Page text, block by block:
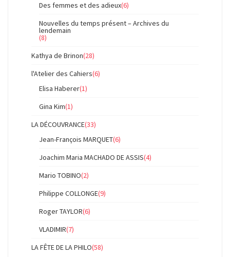
Des femmes et des adieux(6)
Nouvelles du temps présent – Archives du
lendemain
(8)
Kathya de Brinon(28)
l'Atelier des Cahiers(6)
Elisa Haberer(1)
Gina Kim(1)
LA DÉCOUVRANCE(33)
Jean-François MARQUET(6)
Joachim Maria MACHADO DE ASSIS(4)
Mario TOBINO(2)
Philippe COLLONGE(9)
Roger TAYLOR(6)
VLADIMIR(7)
LA FÊTE DE LA PHILO(58)